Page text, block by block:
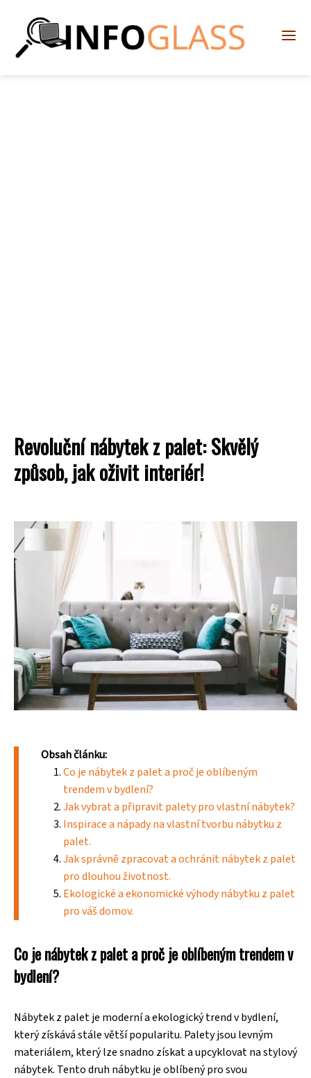
Revoluční nábytek z palet: Skvělý
způsob, jak oživit interiér!
Obsah článku:
Co je nábytek z palet a proč je oblíbeným
trendem v bydlení?
Jak vybrat a připravit palety pro vlastní nábytek?
Inspirace a nápady na vlastní tvorbu nábytku z
palet.
Jak správně zpracovat a ochránit nábytek z palet
pro dlouhou životnost.
Ekologické a ekonomické výhody nábytku z palet
pro váš domov.
Co je nábytek z palet a proč je oblíbeným trendem v
bydlení?
Nábytek z palet je moderní a ekologický trend v bydlení,
který získává stále větší popularitu. Palety jsou levným
materiálem, který lze snadno získat a upcyklovat na stylový
nábytek. Tento druh nábytku je oblíbený pro svou